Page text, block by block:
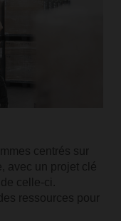
centrés sur
avec un projet clé
celle-ci.
ressources pour